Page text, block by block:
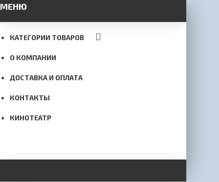
МЕНЮ
КАТЕГОРИИ ТОВАРОВ
О КОМПАНИИ
ДОСТАВКА И ОПЛАТА
КОНТАКТЫ
КИНОТЕАТР